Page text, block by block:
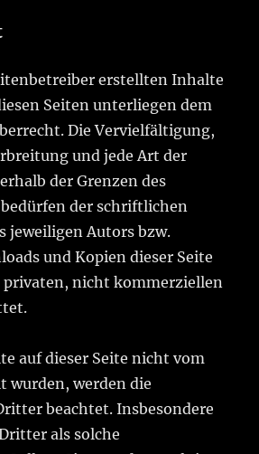
erstellten Inhalte
Seiten unterliegen dem
Die Vervielfältigung,
und jede Art der
der Grenzen des
der schriftlichen
jeweiligen Autors bzw.
und Kopien dieser Seite
privaten, nicht kommerziellen
auf dieser Seite nicht vom
wurden, werden die
beachtet. Insbesondere
als solche